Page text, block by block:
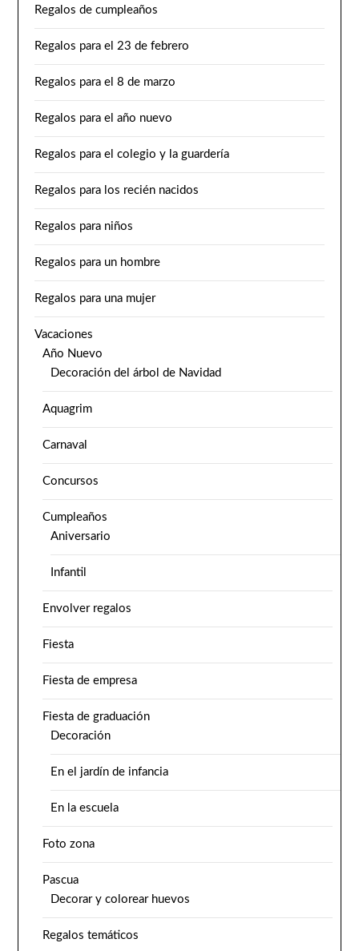
Regalos de cumpleaños
Regalos para el 23 de febrero
Regalos para el 8 de marzo
Regalos para el año nuevo
Regalos para el colegio y la guardería
Regalos para los recién nacidos
Regalos para niños
Regalos para un hombre
Regalos para una mujer
Vacaciones
Año Nuevo
Decoración del árbol de Navidad
Aquagrim
Carnaval
Concursos
Cumpleaños
Aniversario
Infantil
Envolver regalos
Fiesta
Fiesta de empresa
Fiesta de graduación
Decoración
En el jardín de infancia
En la escuela
Foto zona
Pascua
Decorar y colorear huevos
Regalos temáticos